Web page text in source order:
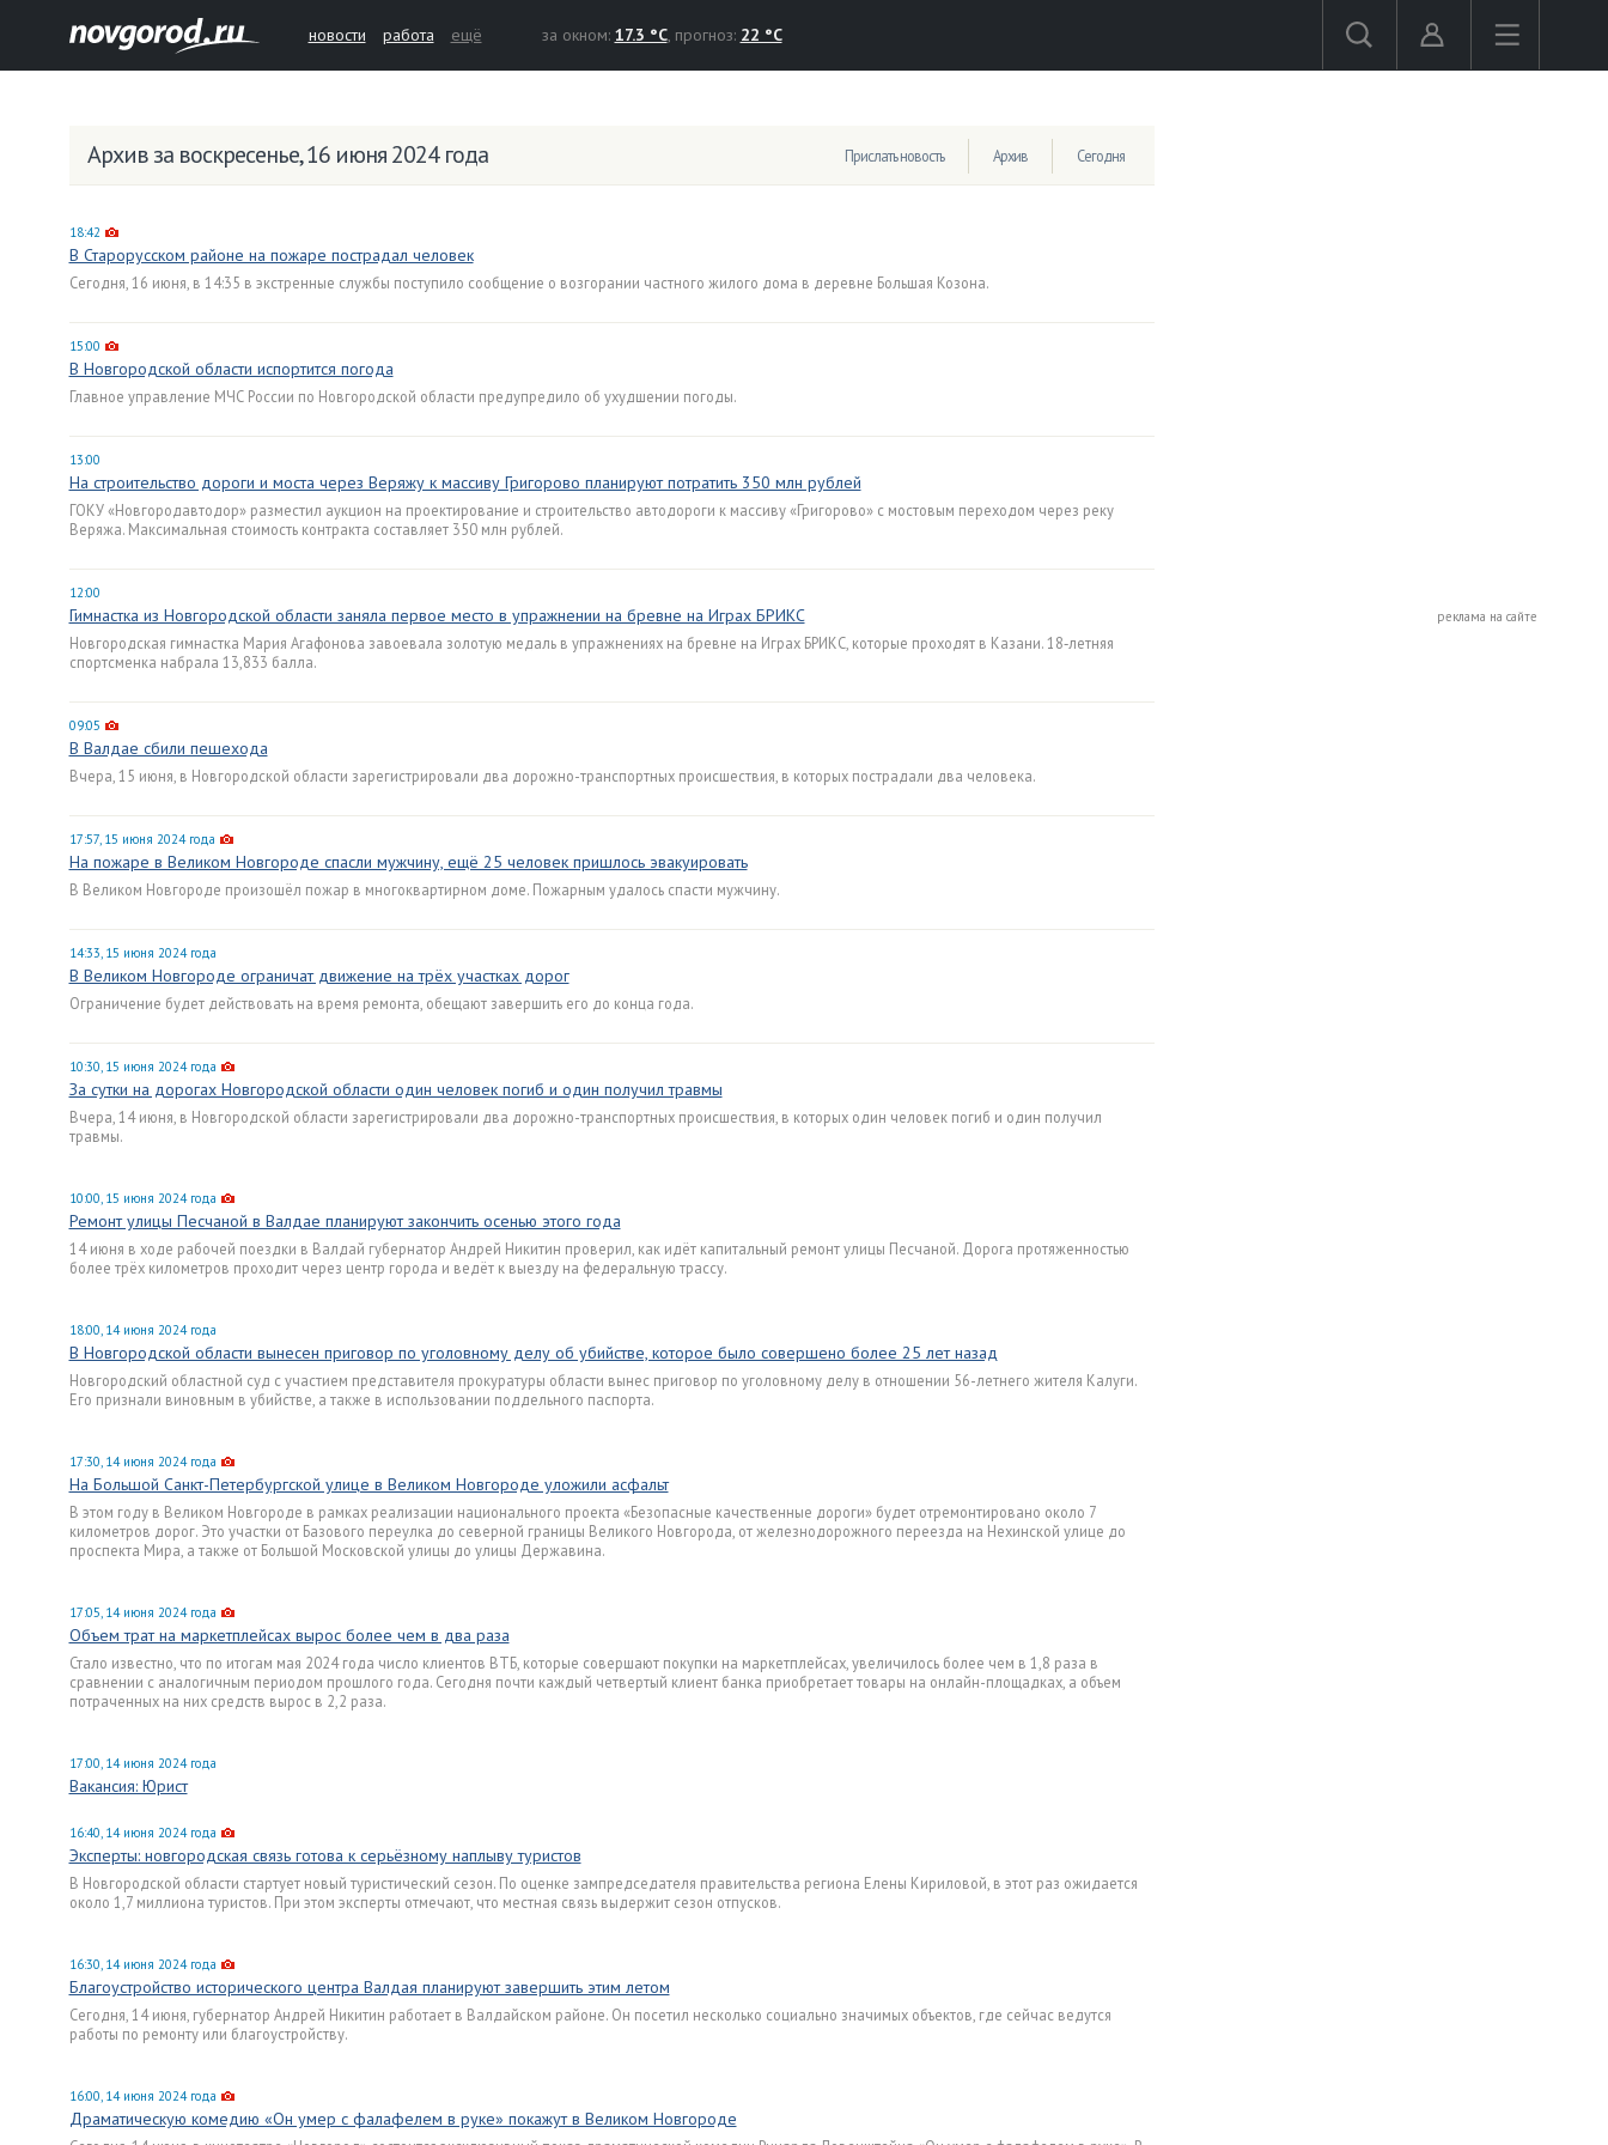
новости работа ещё за окном: 17.3 °C, прогноз: 22 °C
Архив за воскресенье, 16 июня 2024 года Прислать новость Архив Сегодня
18:42
В Старорусском районе на пожаре пострадал человек
Сегодня, 16 июня, в 14:35 в экстренные службы поступило сообщение о возгорании частного жилого дома в деревне Большая Козона.
15:00
В Новгородской области испортится погода
Главное управление МЧС России по Новгородской области предупредило об ухудшении погоды.
13:00
На строительство дороги и моста через Веряжу к массиву Григорово планируют потратить 350 млн рублей
ГОКУ «Новгородавтодор» разместил аукцион на проектирование и строительство автодороги к массиву «Григорово» с мостовым переходом через реку
Веряжа. Максимальная стоимость контракта составляет 350 млн рублей.
12:00
Гимнастка из Новгородской области заняла первое место в упражнении на бревне на Играх БРИКС
Новгородская гимнастка Мария Агафонова завоевала золотую медаль в упражнениях на бревне на Играх БРИКС, которые проходят в Казани. 18‑летняя
спортсменка набрала 13,833 балла.
09:05
В Валдае сбили пешехода
Вчера, 15 июня, в Новгородской области зарегистрировали два дорожно-транспортных происшествия, в которых пострадали два человека.
17:57, 15 июня 2024 года
На пожаре в Великом Новгороде спасли мужчину, ещё 25 человек пришлось эвакуировать
В Великом Новгороде произошёл пожар в многоквартирном доме. Пожарным удалось спасти мужчину.
14:33, 15 июня 2024 года
В Великом Новгороде ограничат движение на трёх участках дорог
Ограничение будет действовать на время ремонта, обещают завершить его до конца года.
10:30, 15 июня 2024 года
За сутки на дорогах Новгородской области один человек погиб и один получил травмы
Вчера, 14 июня, в Новгородской области зарегистрировали два дорожно-транспортных происшествия, в которых один человек погиб и один получил
травмы.
10:00, 15 июня 2024 года
Ремонт улицы Песчаной в Валдае планируют закончить осенью этого года
14 июня в ходе рабочей поездки в Валдай губернатор Андрей Никитин проверил, как идёт капитальный ремонт улицы Песчаной. Дорога протяженностью
более трёх километров проходит через центр города и ведёт к выезду на федеральную трассу.
18:00, 14 июня 2024 года
В Новгородской области вынесен приговор по уголовному делу об убийстве, которое было совершено более 25 лет назад
Новгородский областной суд с участием представителя прокуратуры области вынес приговор по уголовному делу в отношении 56-летнего жителя Калуги.
Его признали виновным в убийстве, а также в использовании поддельного паспорта.
17:30, 14 июня 2024 года
На Большой Санкт-Петербургской улице в Великом Новгороде уложили асфальт
В этом году в Великом Новгороде в рамках реализации национального проекта «Безопасные качественные дороги» будет отремонтировано около 7
километров дорог. Это участки от Базового переулка до северной границы Великого Новгорода, от железнодорожного переезда на Нехинской улице до
проспекта Мира, а также от Большой Московской улицы до улицы Державина.
17:05, 14 июня 2024 года
Объем трат на маркетплейсах вырос более чем в два раза
Стало известно, что по итогам мая 2024 года число клиентов ВТБ, которые совершают покупки на маркетплейсах, увеличилось более чем в 1,8 раза в
сравнении с аналогичным периодом прошлого года. Сегодня почти каждый четвертый клиент банка приобретает товары на онлайн-площадках, а объем
потраченных на них средств вырос в 2,2 раза.
17:00, 14 июня 2024 года
Вакансия: Юрист
16:40, 14 июня 2024 года
Эксперты: новгородская связь готова к серьёзному наплыву туристов
В Новгородской области стартует новый туристический сезон. По оценке зампредседателя правительства региона Елены Кириловой, в этот раз ожидается
около 1,7 миллиона туристов. При этом эксперты отмечают, что местная связь выдержит сезон отпусков.
16:30, 14 июня 2024 года
Благоустройство исторического центра Валдая планируют завершить этим летом
Сегодня, 14 июня, губернатор Андрей Никитин работает в Валдайском районе. Он посетил несколько социально значимых объектов, где сейчас ведутся
работы по ремонту или благоустройству.
16:00, 14 июня 2024 года
Драматическую комедию «Он умер с фалафелем в руке» покажут в Великом Новгороде
реклама на сайте